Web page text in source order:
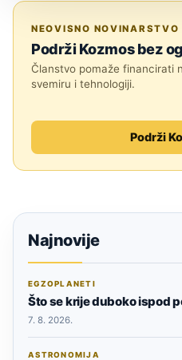
NEOVISNO NOVINARSTVO
Podrži Kozmos bez
Članstvo pomaže financirati
svemiru i tehnologiji.
Podrži
Najnovije
EGZOPLANETI
Što se krije duboko ispod
7. 8. 2026.
ASTRONOMIJA